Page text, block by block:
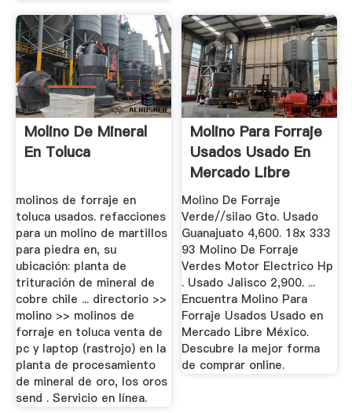
Molino De Mineral
En Toluca
molinos de forraje en
toluca usados. refacciones
para un molino de martillos
para piedra en, su
ubicación: planta de
trituración de mineral de
cobre chile ... directorio >>
molino >> molinos de
forraje en toluca venta de
pc y laptop (rastrojo) en la
planta de procesamiento
de mineral de oro, los oros
send . Servicio en línea.
Molino Para Forraje
Usados Usado En
Mercado Libre
México
Molino De Forraje
Verde//silao Gto. Usado
Guanajuato 4,600. 18x 333
93 Molino De Forraje
Verdes Motor Electrico Hp
. Usado Jalisco 2,900. ...
Encuentra Molino Para
Forraje Usados Usado en
Mercado Libre México.
Descubre la mejor forma
de comprar online.